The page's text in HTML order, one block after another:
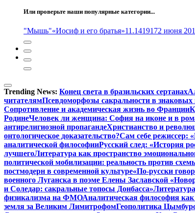
Или проверьте наши популярные категории...
"Мышь"«Иосиф и его братья»11.1419172 июня
Trending News: Конец света в бразильских сертанах
читателямПсевдоморфозы сакральности в знаковых
Сопротивление и академическая жизнь во Франции
РодинеЧеловек ли женщина: София на иконе и в
антирелигиозной пропагандеХристианство и
онтологическое доказательство?Сам себе режиссер:
аналитической философииРусский след: «История
лучшегоЛитература как пространство
политической мобилизации: реальность против
постмодерн в современной культуре«По-русски
военного Луганска в поэме Елены Заславской
и Соледар: сакральные топосы Донбасса»
физикализма на ФМОАналитическая философия как
земля за Великим ЛимитрофомГеополитика